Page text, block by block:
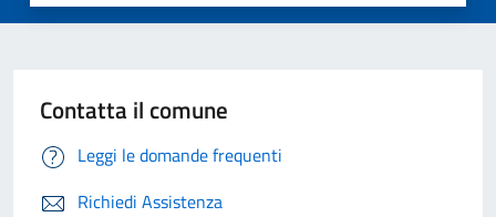
Contatta il comune
Leggi le domande frequenti
Richiedi Assistenza